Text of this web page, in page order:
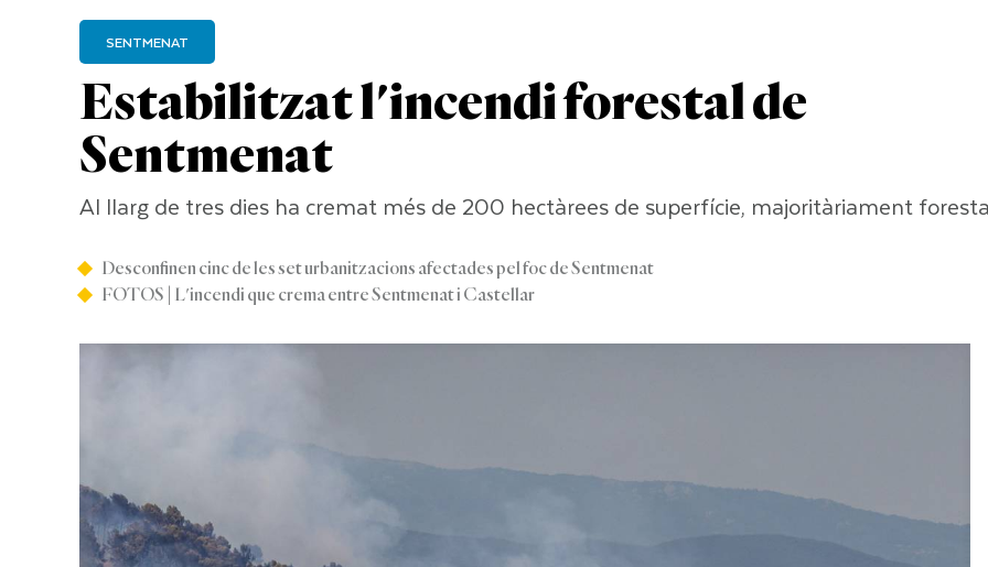
Estabilitzat l'incendi forestal de
Sentmenat
SENTMENAT
Al llarg de tres dies ha cremat més de 200 hectàrees de superfície, majoritàriament
Desconfinen cinc de les set urbanitzacions afectades pel foc de Sentmenat
FOTOS | L'incendi que crema entre Sentmenat i Castellar